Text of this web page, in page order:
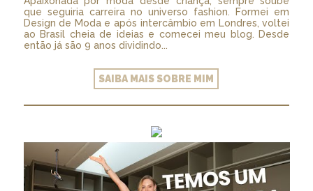
que seguiria carreira no universo fashion. Formei em
Design de Moda e após intercâmbio em Londres, voltei
ao Brasil cheia de ideias e comecei meu blog. Desde
então já são 9 anos dividindo...
SAIBA MAIS SOBRE MIM